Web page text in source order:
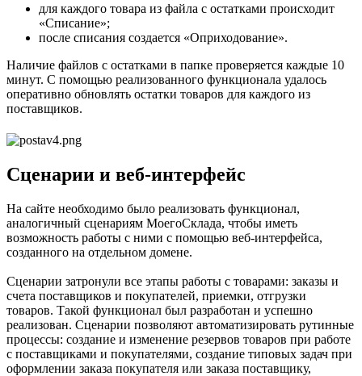
для каждого товара из файла с остатками происходит
«Списание»;
после списания создается «Оприходование».
Наличие файлов с остатками в папке проверяется каждые 10
минут. С помощью реализованного функционала удалось
оперативно обновлять остатки товаров для каждого из
поставщиков.
Сценарии и веб-интерфейс
На сайте необходимо было реализовать функционал,
аналогичный сценариям МоегоСклада, чтобы иметь
возможность работы с ними с помощью веб-интерфейса,
созданного на отдельном домене.
Сценарии затронули все этапы работы с товарами: заказы и
счета поставщиков и покупателей, приемки, отгрузки
товаров. Такой функционал был разработан и успешно
реализован. Сценарии позволяют автоматизировать рутинные
процессы: создание и изменение резервов товаров при работе
с поставщиками и покупателями, создание типовых задач при
оформлении заказа покупателя или заказа поставщику,